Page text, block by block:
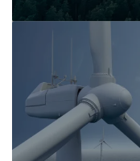
bidrar till
projektledarna
mellan projekten
En
identifiera och